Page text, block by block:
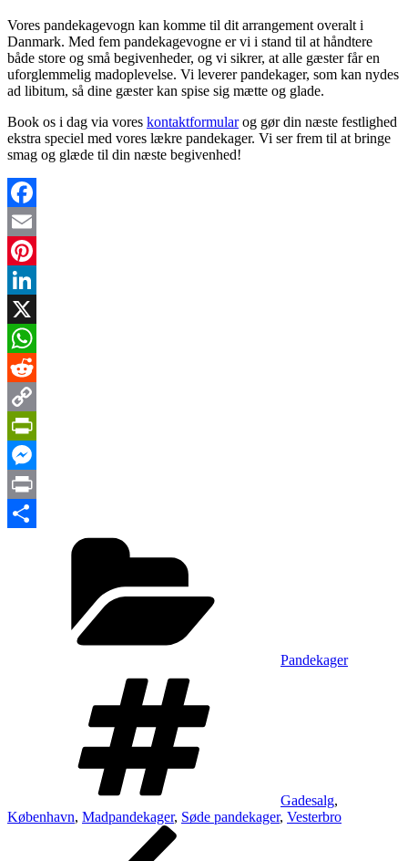
Vores pandekagevogn kan komme til dit arrangement overalt i
Danmark. Med fem pandekagevogne er vi i stand til at håndtere
både store og små begivenheder, og vi sikrer, at alle gæster får en
uforglemmelig madoplevelse. Vi leverer pandekager, som kan nydes
ad libitum, så dine gæster kan spise sig mætte og glade.
Book os i dag via vores kontaktformularog gør din næste festlighed
ekstra speciel med vores lækre pandekager. Vi ser frem til at bringe
smag og glæde til din næste begivenhed!
Facebook
Email
Pinterest
LinkedIn
X
WhatsApp
Reddit
Copy
Link
PrintFriendly
Messenger
Print
Pandekager
Gadesalg,
København, Madpandekager, Søde pandekager, Vesterbro
Indlægsnavigation